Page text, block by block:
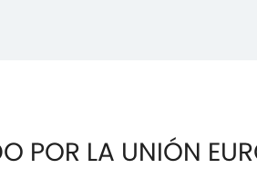
POR LA UNIÓN